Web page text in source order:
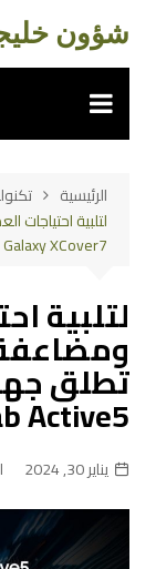
المحتوى
شؤون
الرئيسية
لتلبية
Galaxy XCover7 و Galaxy Tab Active5
لتلبية
Active5
يناير 30, 2024